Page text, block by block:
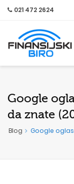
021 472 2624
Google
da znate
Blog Google